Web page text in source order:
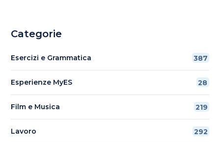
Categorie
Esercizi e Grammatica 387
Esperienze MyES 28
Film e Musica 219
Lavoro 292